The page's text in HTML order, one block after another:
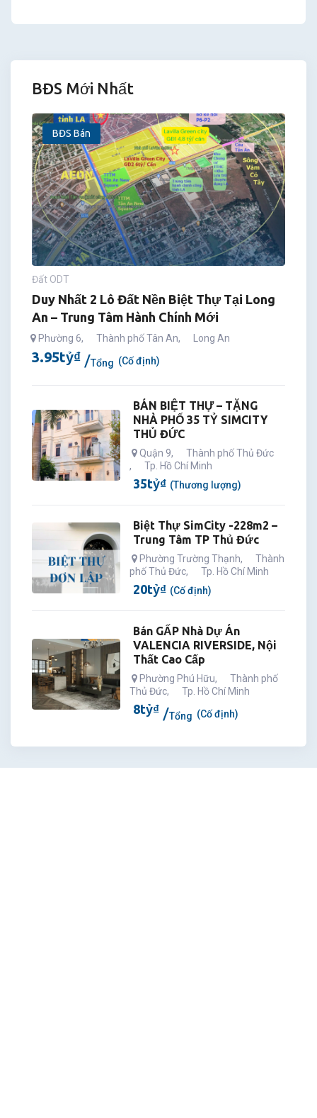
BĐS Mới Nhất
BĐS Bán
Đất ODT
Duy Nhất 2 Lô Đất Nền Biệt Thự Tại Long
An – Trung Tâm Hành Chính Mới
Phường 6, Thành phố Tân An, Long An
3.95tỷ₫ Tổng (Cố định)
BÁN BIỆT THỰ – TẶNG
NHÀ PHỐ 35 TỶ SIMCITY
THỦ ĐỨC
Quận 9,
Thành phố Thủ Đức
,
Tp. Hồ Chí Minh
35tỷ₫ (Thương lượng)
Biệt Thự SimCity -228m2 –
Trung Tâm TP Thủ Đức
Phường Trường Thạnh,
Thành
phố Thủ Đức, Tp. Hồ Chí Minh
20tỷ₫ (Cố định)
Bán GẤP Nhà Dự Án
VALENCIA RIVERSIDE, Nội
Thất Cao Cấp
Phường Phú Hữu,
Thành phố
Thủ Đức, Tp. Hồ Chí Minh
8tỷ₫ Tổng (Cố định)